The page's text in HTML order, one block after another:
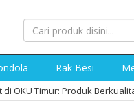
Rak Besi
OKU Timur: Produk